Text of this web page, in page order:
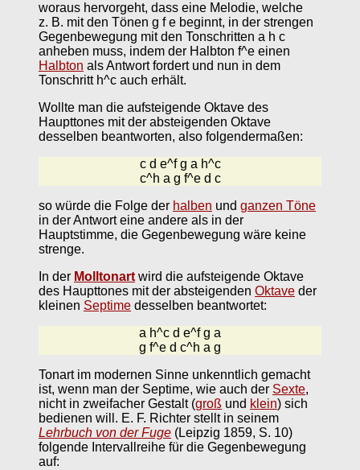
woraus hervorgeht, dass eine Melodie, welche
z. B. mit den Tönen g f e beginnt, in der strengen
Gegenbewegung mit den Tonschritten a h c
anheben muss, indem der Halbton f^e einen
Halbton als Antwort fordert und nun in dem
Tonschritt h^c auch erhält.
Wollte man die aufsteigende Oktave des
Haupttones mit der absteigenden Oktave
desselben beantworten, also folgendermaßen:
c d e^f g a h^c
c^h a g f^e d c
so würde die Folge der halben und ganzen Töne
in der Antwort eine andere als in der
Hauptstimme, die Gegenbewegung wäre keine
strenge.
In der Molltonartwird die aufsteigende Oktave
des Haupttones mit der absteigenden Oktave der
kleinen Septime desselben beantwortet:
a h^c d e^f g a
g f^e d c^h a g
Tonart im modernen Sinne unkenntlich gemacht
ist, wenn man der Septime, wie auch der Sexte,
nicht in zweifacher Gestalt (groß und klein) sich
bedienen will. E. F. Richter stellt in seinem
Lehrbuch von der Fuge (Leipzig 1859, S. 10)
folgende Intervallreihe für die Gegenbewegung
auf: